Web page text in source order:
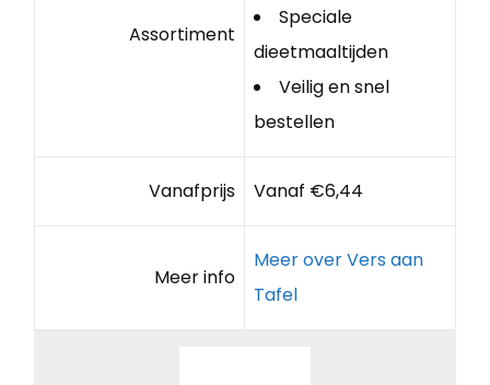
Assortiment
Speciale
dieetmaaltijden
Veilig en snel
bestellen
Vanafprijs Vanaf €6,44
Meer info
Meer over Vers aan
Tafel